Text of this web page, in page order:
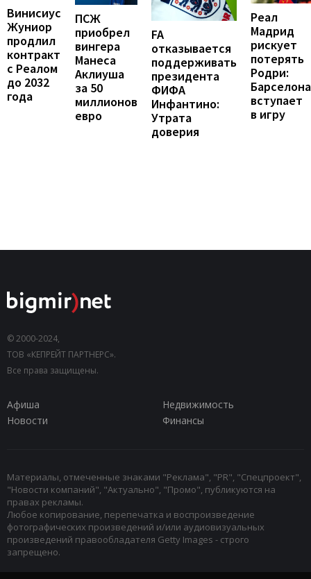
Винисиус
Жуниор
продлил
контракт
с Реалом
до 2032
года
ПСЖ
приобрел
вингера
Манеса
Аклиуша
за 50
миллионов
евро
FA
отказывается
поддерживать
президента
ФИФА
Инфантино:
Утрата
доверия
Реал
Мадрид
рискует
потерять
Родри:
Барселона
вступает
в игру
© 2000-2024,
ТОВ «КЕПРЕЙТ ПАРТНЕРС».
Все права защищены.
Афиша
Недвижимость
Новости
Финансы
Материалы, отмеченные знаками "Реклама", "PR", "Спецпроект",
"Новости компаний", "Актуально", "Промо", публикуются на
правах рекламы.
Любое копирование, перепечатка и воспроизведение
фотографических произведений и/или аудиовизуальных
произведений правообладателя Getty Images - строго
запрещено.